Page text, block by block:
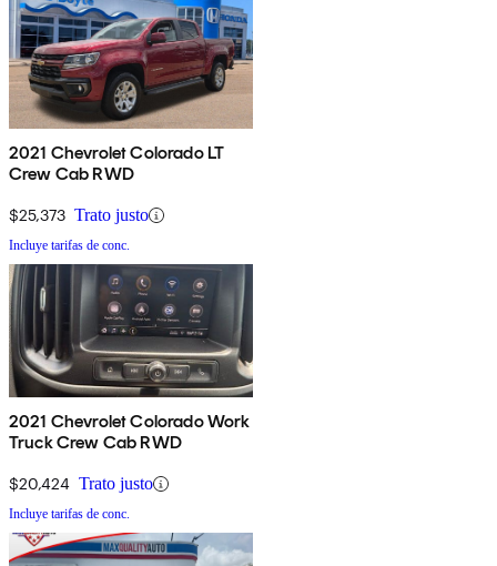
2021 Chevrolet Colorado LT
Crew Cab RWD
$25,373 Trato justo
Incluye tarifas de conc.
2021 Chevrolet Colorado Work
Truck Crew Cab RWD
$20,424 Trato justo
Incluye tarifas de conc.